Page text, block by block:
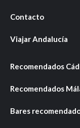
Contacto
Viajar Andalucía
Recomendados
Recomendados
Bares